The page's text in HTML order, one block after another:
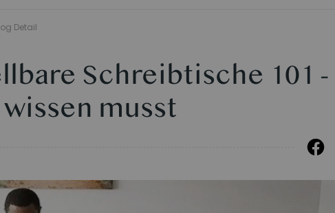
Detail
Schreibtische 101 -
musst